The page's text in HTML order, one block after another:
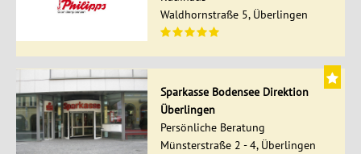
Waldhornstraße 5, Überlingen
Sparkasse Bodensee Direktion
Überlingen
Persönliche Beratung
Münsterstraße 2 - 4, Überlingen